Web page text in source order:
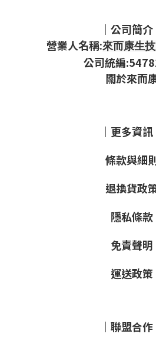
｜公司簡介
營業人名稱:來而康生
公司統編
關於來而
｜更多資訊
條款與細
退換貨政
隱私條款
免責聲明
運送政策
｜聯盟合作